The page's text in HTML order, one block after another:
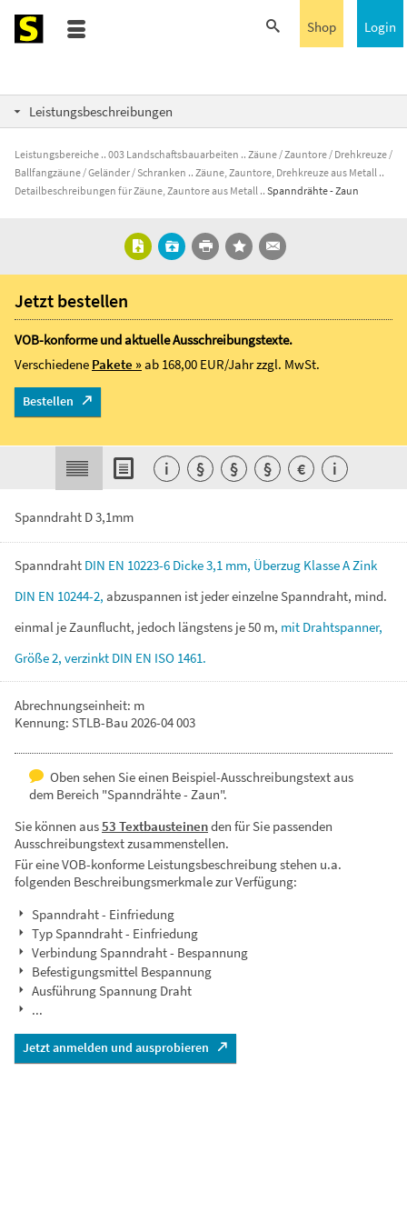
Login
Shop
Leistungsbeschreibungen
Leistungsbereiche 003 Landschaftsbauarbeiten
Zäune / Zauntore / Drehkreuze /
Ballfangzäune / Geländer / Schranken
Zäune, Zauntore, Drehkreuze aus Metall
Detailbeschreibungen für Zäune, Zauntore aus Metall
Spanndrähte - Zaun
Spanndraht D 3,1mm
Spanndraht DIN EN 10223-6 Dicke3,1 mm, Überzug KlasseAZink
DIN EN 10244-2, abzuspannen ist jedereinzelneSpanndraht, mind.
einmal jeZaunflucht, jedoch längstens je50 m, mit Drahtspanner,
Größe2, verzinkt DIN EN ISO 1461.
Abrechnungseinheit: m
Kennung: STLB-Bau 2026-04 003
Oben sehen Sie einen Beispiel-Ausschreibungstext aus
dem Bereich "Spanndrähte - Zaun".
Sie können aus53 Textbausteinenden für Sie passenden
Ausschreibungstext zusammenstellen.
Für eine VOB-konforme Leistungsbeschreibung stehen u.a.
folgenden Beschreibungsmerkmale zur Verfügung:
Spanndraht - Einfriedung
Typ Spanndraht - Einfriedung
Verbindung Spanndraht - Bespannung
Befestigungsmittel Bespannung
Ausführung Spannung Draht
...
Jetzt anmelden und ausprobieren
Jetzt bestellen
VOB-konforme und aktuelle Ausschreibungstexte.
Verschiedene Pakete »ab 168,00 EUR/Jahrzzgl. MwSt.
Bestellen
i § § § € i